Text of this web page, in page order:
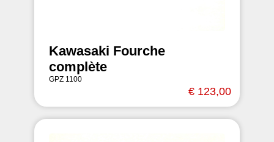
Kawasaki Fourche
complète
GPZ 1100
€ 123,00